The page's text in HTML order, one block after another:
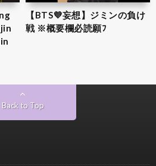
【BTS💜‪妄想】ジミンの負け
戦 ※概要欄必読願ﾌ
Back to Top